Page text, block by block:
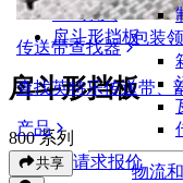
传送带查找器
查找英特乐传送带、
产品
包装
物流
800 系列
戽斗形挡板
戽斗形挡板
800 系列
共享 请求报价